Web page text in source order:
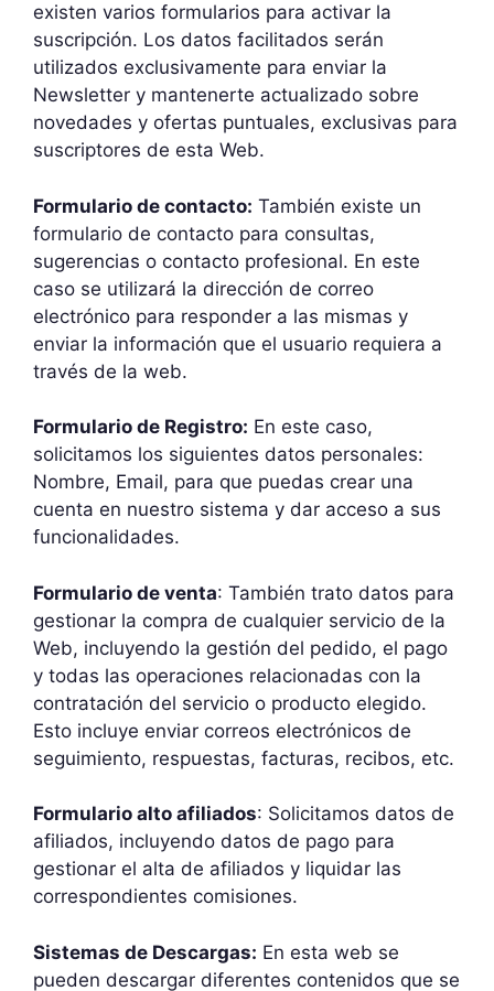
existen varios formularios para activar la
suscripción. Los datos facilitados serán
utilizados exclusivamente para enviar la
Newsletter y mantenerte actualizado sobre
novedades y ofertas puntuales, exclusivas para
suscriptores de esta Web.
Formulario de contacto: También existe un
formulario de contacto para consultas,
sugerencias o contacto profesional. En este
caso se utilizará la dirección de correo
electrónico para responder a las mismas y
enviar la información que el usuario requiera a
través de la web.
Formulario de Registro: En este caso,
solicitamos los siguientes datos personales:
Nombre, Email, para que puedas crear una
cuenta en nuestro sistema y dar acceso a sus
funcionalidades.
Formulario de venta: También trato datos para
gestionar la compra de cualquier servicio de la
Web, incluyendo la gestión del pedido, el pago
y todas las operaciones relacionadas con la
contratación del servicio o producto elegido.
Esto incluye enviar correos electrónicos de
seguimiento, respuestas, facturas, recibos, etc.
Formulario alto afiliados: Solicitamos datos de
afiliados, incluyendo datos de pago para
gestionar el alta de afiliados y liquidar las
correspondientes comisiones.
Sistemas de Descargas: En esta web se
pueden descargar diferentes contenidos que se